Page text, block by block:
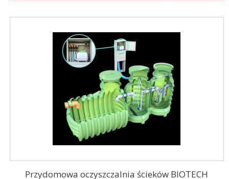
Przydomowa oczyszczalnia ścieków BIOTECH